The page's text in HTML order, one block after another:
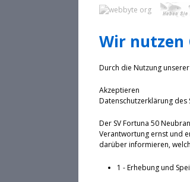
Wir nutzen
Durch die Nutzung
Akzeptieren
Datenschutzerklärung des
Der SV Fortuna 50
Verantwortung ernst und
darüber informieren,
1 - Erhebung und